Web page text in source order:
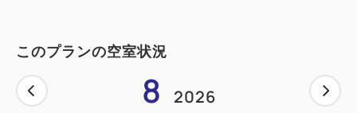
このプランの空室状況
8 2026